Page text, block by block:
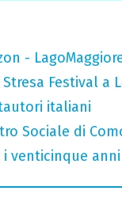
-
Festival a
italiani
Sociale di
venticinque